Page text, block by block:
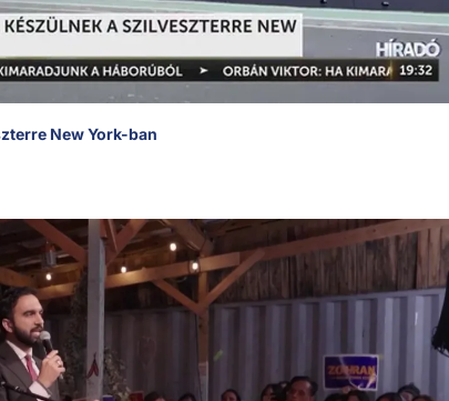
New York-ban